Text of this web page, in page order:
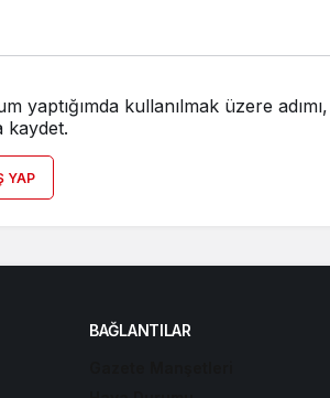
yaptığımda kullanılmak üzere
kaydet.
YAP
BAĞLANTILAR